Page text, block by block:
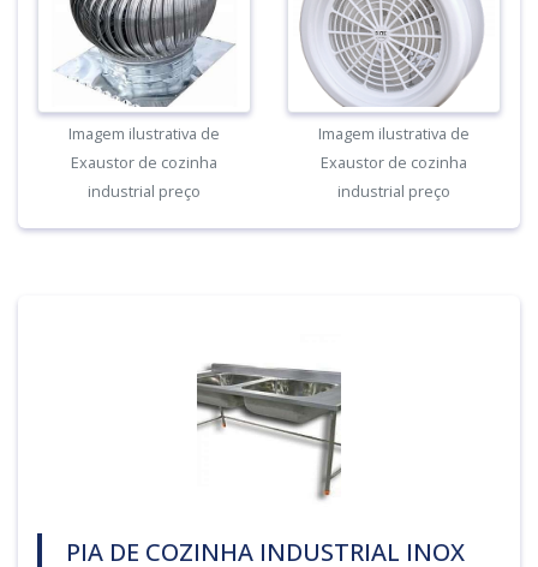
Imagem ilustrativa de
Exaustor de cozinha
industrial preço
Imagem ilustrativa de
Exaustor de cozinha
industrial preço
PIA DE COZINHA INDUSTRIAL INOX